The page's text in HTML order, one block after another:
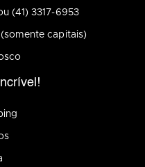
(41) 3317-6953
capitais)